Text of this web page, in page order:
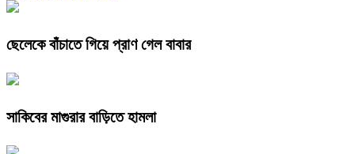
ছেলেকে বাঁচাতে গিয়ে প্রাণ গেল বাবার
সাকিবের মাগুরার বাড়িতে হামলা